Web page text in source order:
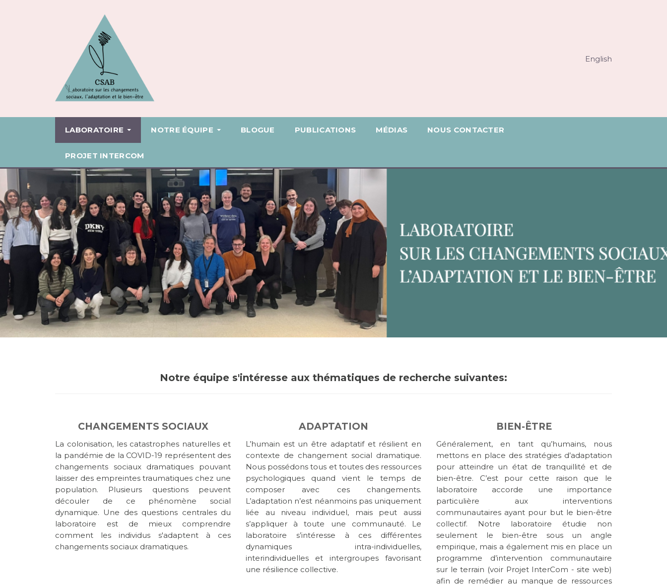
English
LABORATOIRE NOTRE ÉQUIPE BLOGUE PUBLICATIONS MÉDIAS NOUS CONTACTER
PROJET INTERCOM
Notre équipe s'intéresse aux thématiques de recherche suivantes:
CHANGEMENTS SOCIAUX
La colonisation, les catastrophes naturelles et
la pandémie de la COVID-19 représentent des
changements sociaux dramatiques pouvant
laisser des empreintes traumatiques chez une
population. Plusieurs questions peuvent
découler de ce phénomène social
dynamique. Une des questions centrales du
laboratoire est de mieux comprendre
comment les individus s'adaptent à ces
changements sociaux dramatiques.
ADAPTATION
L’humain est un être adaptatif et résilient en
contexte de changement social dramatique.
Nous possédons tous et toutes des ressources
psychologiques quand vient le temps de
composer avec ces changements.
L’adaptation n’est néanmoins pas uniquement
liée au niveau individuel, mais peut aussi
s’appliquer à toute une communauté. Le
laboratoire s’intéresse à ces différentes
dynamiques intra-individuelles,
interindividuelles et intergroupes favorisant
une résilience collective.
BIEN-ÊTRE
Généralement, en tant qu’humains, nous
mettons en place des stratégies d’adaptation
pour atteindre un état de tranquillité et de
bien-être. C’est pour cette raison que le
laboratoire accorde une importance
particulière aux interventions
communautaires ayant pour but le bien-être
collectif. Notre laboratoire étudie non
seulement le bien-être sous un angle
empirique, mais a également mis en place un
programme d’intervention communautaire
sur le terrain (voir Projet InterCom - site web)
afin de remédier au manque de ressources